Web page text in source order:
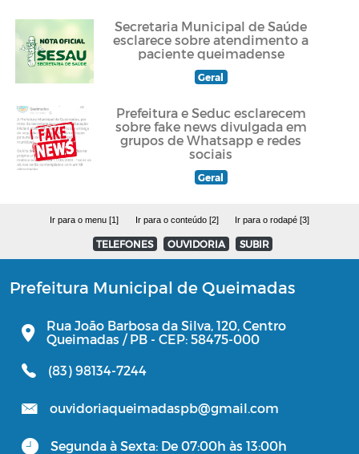
Secretaria Municipal de Saúde
esclarece sobre atendimento a
paciente queimadense
Geral
Prefeitura e Seduc esclarecem
sobre fake news divulgada em
grupos de Whatsapp e redes
sociais
Geral
Ir para o menu [1] Ir para o conteúdo [2] Ir para o rodapé [3]
TELEFONES OUVIDORIA SUBIR
Prefeitura Municipal de Queimadas
Rua João Barbosa da Silva, 120, Centro
Queimadas / PB - CEP: 58475-000
(83) 98134-7244
ouvidoriaqueimadaspb@gmail.com
Segunda à Sexta: De 07:00h às 13:00h